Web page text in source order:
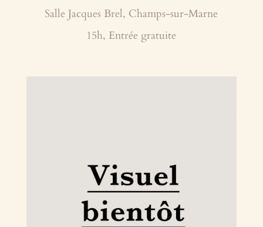
Salle Jacques Brel, Champs-sur-Marne
15h, Entrée gratuite